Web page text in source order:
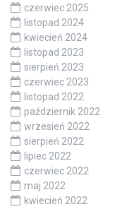
czerwiec 2025
listopad 2024
kwiecień 2024
listopad 2023
sierpień 2023
czerwiec 2023
listopad 2022
październik 2022
wrzesień 2022
sierpień 2022
lipiec 2022
czerwiec 2022
maj 2022
kwiecień 2022